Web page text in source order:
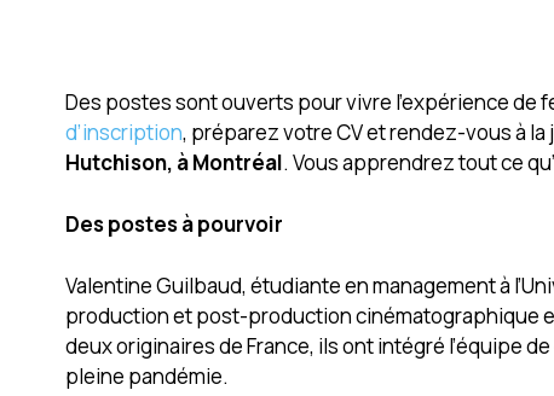
Des postes sont ouverts pour vivre l’expérience
d’inscription, préparez votre CV et rendez-vous à
Hutchison, à Montréal. Vous apprendrez tout ce
Des postes à pourvoir
Valentine Guilbaud, étudiante en management à
production et post-production cinématographique
deux originaires de France, ils ont intégré l’équipe
pleine pandémie.